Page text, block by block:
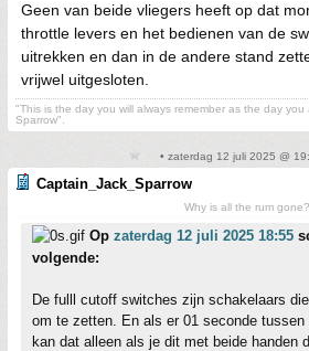
Geen van beide vliegers heeft op dat
throttle levers en het bedienen van de
uitrekken en dan in de andere stand
vrijwel uitgesloten.
"This is the day you will always remember as the day
Sparrow".
• zaterdag 12 juli 2025 @
Captain_Jack_Sparrow
Why is all the rum gone?
Op zaterdag 12 juli 2025 18:55
volgende:
De fulll cutoff switches zijn schakelaars
om te zetten. En als er 01 seconde
kan dat alleen als je dit met beide handen